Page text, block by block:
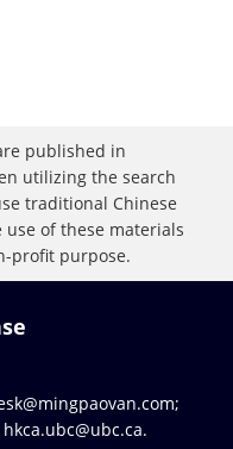
published in
utilizing the search
traditional Chinese
use of these materials
profit purpose.
;
hkca.ubc@ubc.ca.